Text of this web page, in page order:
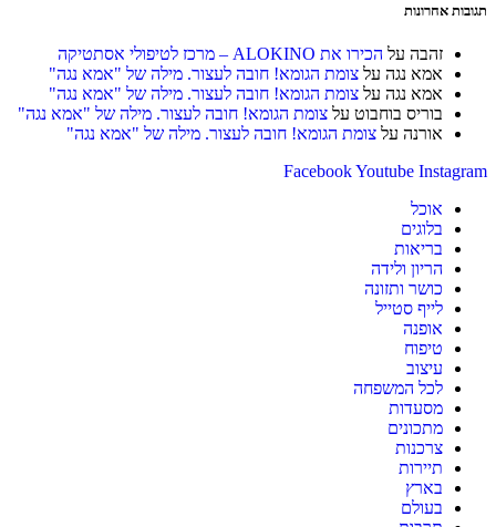
תגובות אחרונות
זהבה על הכירו את ALOKINO – מרכז לטיפולי אסתטיקה
אמא נגה על צומת הגומא! חובה לעצור. מילה של "אמא נגה"
אמא נגה על צומת הגומא! חובה לעצור. מילה של "אמא נגה"
בוריס בוחבוט על צומת הגומא! חובה לעצור. מילה של "אמא נגה"
אורנה על צומת הגומא! חובה לעצור. מילה של "אמא נגה"
FacebookYoutube Instagram
אוכל
בלוגים
בריאות
הריון ולידה
כושר ותזונה
לייף סטייל
אופנה
טיפוח
עיצוב
לכל המשפחה
מסעדות
מתכונים
צרכנות
תיירות
בארץ
בעולם